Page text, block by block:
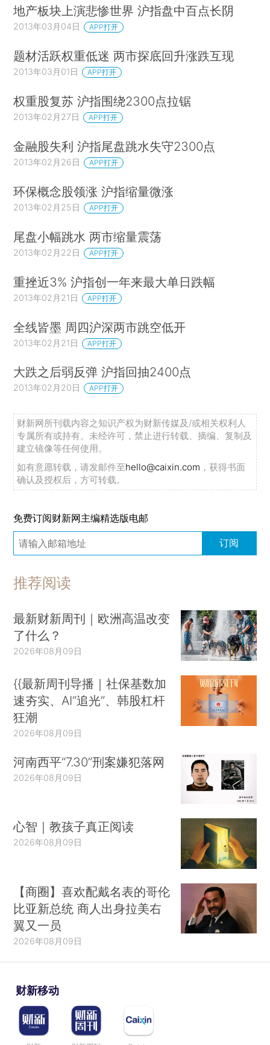
地产板块上演悲惨世界 沪指盘中百点长阴
2013年03月04日 APP打开
题材活跃权重低迷 两市探底回升涨跌互现
2013年03月01日 APP打开
权重股复苏 沪指围绕2300点拉锯
2013年02月27日 APP打开
金融股失利 沪指尾盘跳水失守2300点
2013年02月26日 APP打开
环保概念股领涨 沪指缩量微涨
2013年02月25日 APP打开
尾盘小幅跳水 两市缩量震荡
2013年02月22日 APP打开
重挫近3% 沪指创一年来最大单日跌幅
2013年02月21日 APP打开
全线皆墨 周四沪深两市跳空低开
2013年02月21日 APP打开
大跌之后弱反弹 沪指回抽2400点
2013年02月20日 APP打开
财新网所刊载内容之知识产权为财新传媒及/或相关权利人
专属所有或持有。未经许可，禁止进行转载、摘编、复制及
建立镜像等任何使用。
如有意愿转载，请发邮件至hello@caixin.com ，获得书面
确认及授权后，方可转载。
免费订阅财新网主编精选版电邮
订阅
推荐阅读
最新财新周刊｜欧洲高温改变
了什么？
2026年08月09日
{{最新周刊导播｜社保基数加
速夯实、AI“追光”、韩股杠杆
狂潮
2026年08月09日
河南西平“7.30”刑案嫌犯落网
2026年08月09日
心智｜教孩子真正阅读
2026年08月09日
【商圈】喜欢配戴名表的哥伦
比亚新总统 商人出身拉美右
翼又一员
2026年08月09日
财新移动